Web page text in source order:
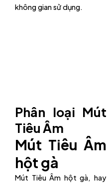
không gian sử dụng.
Phân loại Mút
Tiêu Âm
Mút Tiêu Âm
hột gà
Mút Tiêu Âm hột gà, hay